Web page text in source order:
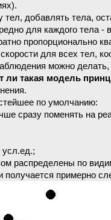
добавлять тела,
для каждого тела -
пропорционально
для всех тел,
можно
ли такая модель
по умолчанию:
сразу поменять на
усл.ед.;
распределены по
получается примерно